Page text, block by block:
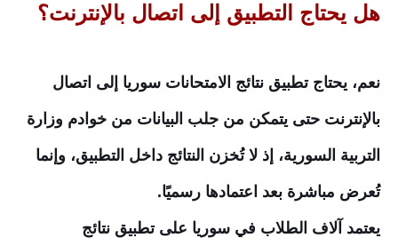
هل يحتاج التطبيق إلى اتصال بالإنترنت؟
نعم، يحتاج تطبيق نتائج الامتحانات سوريا إلى اتصال
بالإنترنت حتى يتمكن من جلب البيانات من خوادم وزارة
التربية السورية، إذ لا تُخزن النتائج داخل التطبيق، وإنما
تُعرض مباشرة بعد اعتمادها رسميًا.
يعتمد آلاف الطلاب في سوريا على تطبيق نتائج